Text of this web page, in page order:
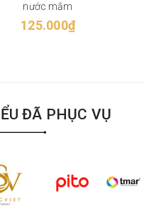
nước mắm
125.000₫
ĐÃ PHỤC VỤ